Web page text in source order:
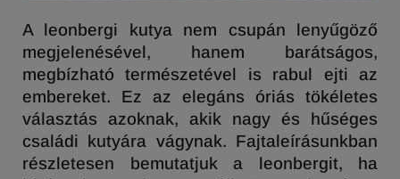
A leonbergi kutya nem csupán lenyűgöző
megjelenésével, hanem barátságos,
megbízható természetével is rabul ejti az
embereket. Ez az elegáns óriás tökéletes
választás azoknak, akik nagy és hűséges
családi kutyára vágynak. Fajtaleírásunkban
részletesen bemutatjuk a leonbergit, ha